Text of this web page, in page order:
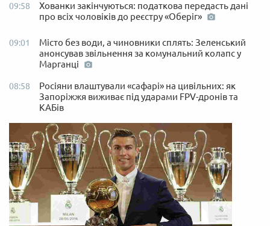
09:58
Хованки закінчуються: податкова передасть дані
про всіх чоловіків до реєстру «Оберіг»
09:01
Місто без води, а чиновники сплять: Зеленський
анонсував звільнення за комунальний колапс у
Марганці
08:58
Росіяни влаштували «сафарі» на цивільних: як
Запоріжжя виживає під ударами FPV-дронів та
КАБів